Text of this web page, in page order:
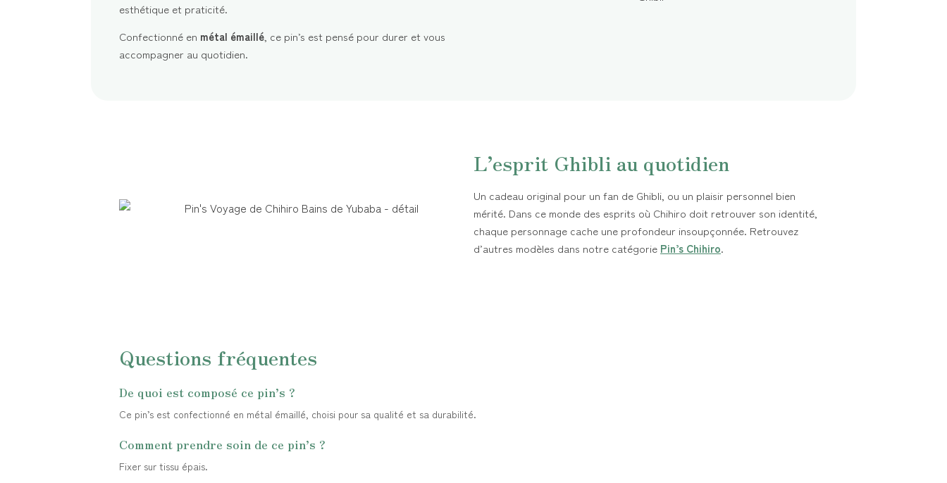
esthétique et praticité.
Confectionné en métal émaillé, ce pin’s est pensé pour durer et vous
accompagner au quotidien.
L’esprit Ghibli au quotidien
Un cadeau original pour un fan de Ghibli, ou un plaisir personnel bien
mérité. Dans ce monde des esprits où Chihiro doit retrouver son identité,
chaque personnage cache une profondeur insoupçonnée. Retrouvez
d’autres modèles dans notre catégorie Pin’s Chihiro.
Questions fréquentes
De quoi est composé ce pin’s ?
Ce pin’s est confectionné en métal émaillé, choisi pour sa qualité et sa durabilité.
Comment prendre soin de ce pin’s ?
Fixer sur tissu épais.